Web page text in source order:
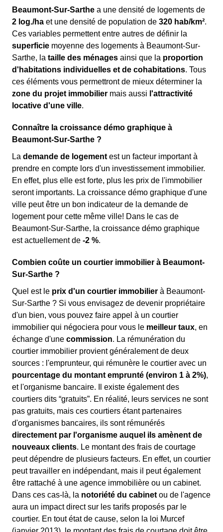
Beaumont-Sur-Sarthe a une densité de logements de
2 log./ha et une densité de population de 320 hab/km².
Ces variables permettent entre autres de définir la
superficie moyenne des logements à Beaumont-Sur-
Sarthe, la taille des ménages ainsi que la proportion
d'habitations individuelles et de cohabitations. Tous
ces éléments vous permettront de mieux déterminer la
zone du projet immobilier mais aussi l'attractivité
locative d'une ville.
Connaître la croissance démo graphique à
Beaumont-Sur-Sarthe ?
La demande de logement est un facteur important à
prendre en compte lors d'un investissement immobilier.
En effet, plus elle est forte, plus les prix de l'immobilier
seront importants. La croissance démo graphique d'une
ville peut être un bon indicateur de la demande de
logement pour cette même ville! Dans le cas de
Beaumont-Sur-Sarthe, la croissance démo graphique
est actuellement de -2 %.
Combien coûte un courtier immobilier à Beaumont-
Sur-Sarthe ?
Quel est le prix d'un courtier immobilier à Beaumont-
Sur-Sarthe ? Si vous envisagez de devenir propriétaire
d'un bien, vous pouvez faire appel à un courtier
immobilier qui négociera pour vous le meilleur taux, en
échange d'une commission. La rémunération du
courtier immobilier provient généralement de deux
sources : l'emprunteur, qui rémunère le courtier avec un
pourcentage du montant emprunté (environ 1 à 2%),
et l'organisme bancaire. Il existe également des
courtiers dits “gratuits”. En réalité, leurs services ne sont
pas gratuits, mais ces courtiers étant partenaires
d'organismes bancaires, ils sont rémunérés
directement par l'organisme auquel ils amènent de
nouveaux clients. Le montant des frais de courtage
peut dépendre de plusieurs facteurs. En effet, un courtier
peut travailler en indépendant, mais il peut également
être rattaché à une agence immobilière ou un cabinet.
Dans ces cas-là, la notoriété du cabinet ou de l'agence
aura un impact direct sur les tarifs proposés par le
courtier. En tout état de cause, selon la loi Murcef